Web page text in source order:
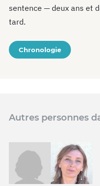
sentence — deux ans et
tard.
Chronologie
Autres personnes